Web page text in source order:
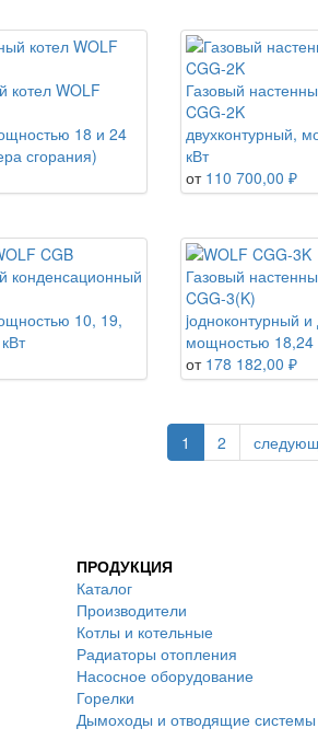
котел WOLF
18 и 24
сгорания)
Газовый
CGG-2K
двухконтурный,
кВт
от 110 700,00 ₽
конденсационный
10, 19,
Газовый
CGG-3(K)
jодноконтурный и
мощностью 18,24
от 178 182,00 ₽
1 2
ПРОДУКЦИЯ
Каталог
Производители
Котлы и котельные
Радиаторы отопления
Насосное оборудование
Горелки
Дымоходы и отводящие системы